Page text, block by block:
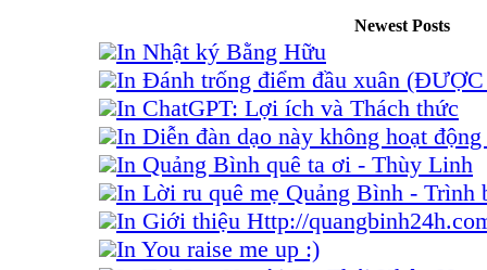
Newest Posts
In Nhật ký Bằng Hữu
In Đánh trống điểm đầu xuân (ĐƯỢC
In ChatGPT: Lợi ích và Thách thức
In Diễn đàn dạo này không hoạt
In Quảng Bình quê ta ơi - Thùy Linh
In Lời ru quê mẹ Quảng Bình - Trình
In Giới thiệu Http://
In You raise me up :)